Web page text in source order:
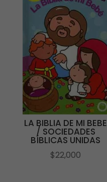
LA BIBLIA DE MI BEBE
/ SOCIEDADES
BÍBLICAS UNIDAS
$22,000